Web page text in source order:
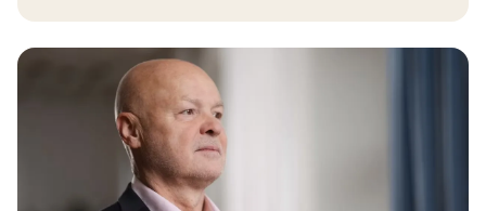
den låga andelen kvinnor inom branschen är en ren